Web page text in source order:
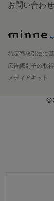
お問い合わせ
特定商取引法に
広告識別子の取
メディアキット